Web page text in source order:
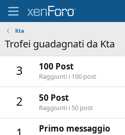
Kta
Trofei guadagnati da Kta
3 100 Post
Raggiunti i 100 post
2 50 Post
Raggiunti i 50 post
Primo messaggio